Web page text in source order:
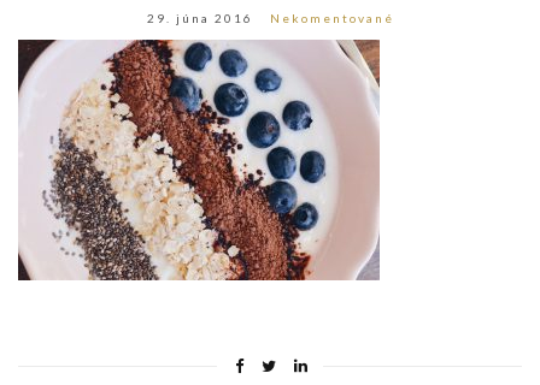
29. júna 2016 Nekomentované